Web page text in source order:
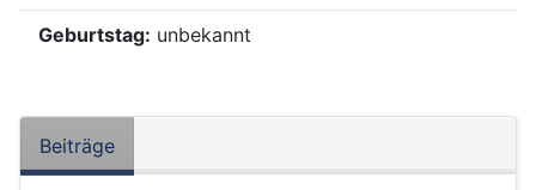
Geburtstag: unbekannt
Beiträge